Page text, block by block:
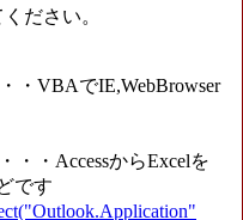
ださい。
・VBAでIE,WebBrowser
・・AccessからExcelを
です